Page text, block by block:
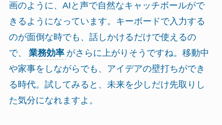
画のように、AIと声で自然なキャッチボールがで
きるようになっています。キーボードで入力する
のが面倒な時でも、話しかけるだけで使えるの
で、
業務効率 がさらに上がりそうですね。移動中
や家事をしながらでも、アイデアの壁打ちができ
る時代。試してみると、未来を少しだけ先取りし
た気分になれますよ。